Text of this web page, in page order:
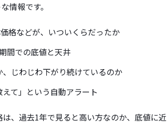
情報です。
格などが、いついくらだったか
間での底値と天井
じわじわ下がり続けているのか
て」という自動アラート
、過去1年で見ると高い方なのか、底値に